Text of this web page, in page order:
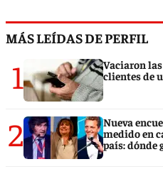
MÁS LEÍDAS DE PERFIL
1
Vaciaron
clientes de
2
Nueva
medido en
país: dónde